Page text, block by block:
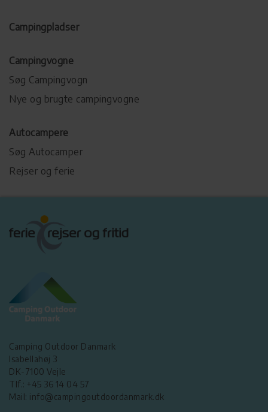
Campingpladser
Campingvogne
Søg Campingvogn
Nye og brugte campingvogne
Autocampere
Søg Autocamper
Rejser og ferie
Camping Outdoor Danmark
Isabellahøj 3
DK-7100 Vejle
Tlf.: +45 36 14 04 57
Mail: info@campingoutdoordanmark.dk